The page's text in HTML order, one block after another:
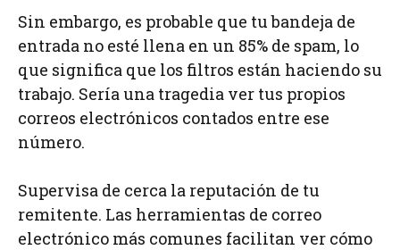
Sin embargo, es probable que tu bandeja de
entrada no esté llena en un 85% de spam, lo
que significa que los filtros están haciendo su
trabajo. Sería una tragedia ver tus propios
correos electrónicos contados entre ese
número.
Supervisa de cerca la reputación de tu
remitente. Las herramientas de correo
electrónico más comunes facilitan ver cómo